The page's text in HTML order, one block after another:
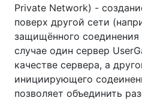
Private Network) -
поверх другой сети
защищённого
случае один сервер
качестве сервера, а
инициирующего
позволяет объединить